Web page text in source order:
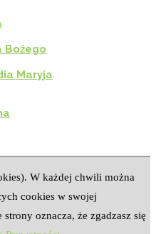
Bożego
Maryja
W każdej chwili można
cookies w swojej
oznacza, że zgadzasz się